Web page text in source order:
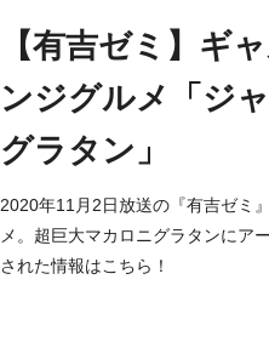
【有吉ゼミ】ギ
ンジグルメ「ジ
グラタン」
2020年11月2日放送の『有吉ゼミ
メ。超巨大マカロニグラタンにア
された情報はこちら！